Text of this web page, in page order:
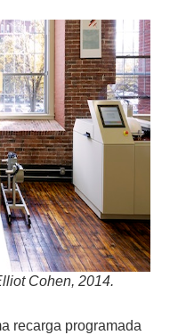
Cohen, 2014.
recarga programada